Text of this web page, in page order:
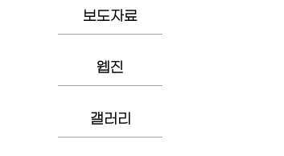
보도자료
웹진
갤러리